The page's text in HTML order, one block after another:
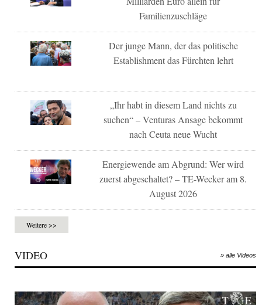
Familienzuschläge
Der junge Mann, der das politische
Establishment das Fürchten lehrt
„Ihr habt in diesem Land nichts zu
suchen“ – Venturas Ansage bekommt
nach Ceuta neue Wucht
Energiewende am Abgrund: Wer wird
zuerst abgeschaltet? – TE-Wecker am 8.
August 2026
Weitere >>
VIDEO » alle Videos